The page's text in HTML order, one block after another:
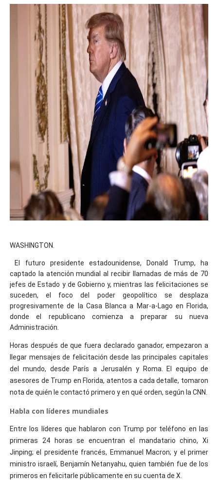
WASHINGTON.
El futuro presidente estadounidense, Donald Trump, ha
captado la atención mundial al recibir llamadas de más de 70
jefes de Estado y de Gobierno y, mientras las felicitaciones se
suceden, el foco del poder geopolítico se desplaza
progresivamente de la Casa Blanca a Mar-a-Lago en Florida,
donde el republicano comienza a preparar su nueva
Administración.
Horas después de que fuera declarado ganador, empezaron a
llegar mensajes de felicitación desde las principales capitales
del mundo, desde París a Jerusalén y Roma. El equipo de
asesores de Trump en Florida, atentos a cada detalle, tomaron
nota de quién le contactó primero y en qué orden, según la CNN.
Habla con líderes mundiales
Entre los líderes que hablaron con Trump por teléfono en las
primeras 24 horas se encuentran el mandatario chino, Xi
Jinping; el presidente francés, Emmanuel Macron; y el primer
ministro israelí, Benjamín Netanyahu, quien también fue de los
primeros en felicitarle públicamente en su cuenta de X.